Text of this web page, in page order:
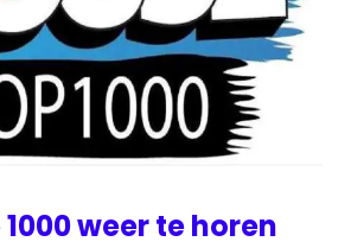
weer te horen